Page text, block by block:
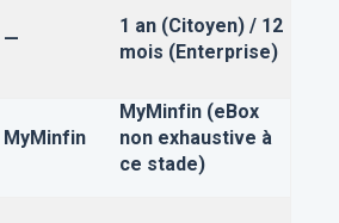
—
1 an (Citoyen) / 12
mois (Enterprise)
MyMinfin
MyMinfin (eBox
non exhaustive à
ce stade)